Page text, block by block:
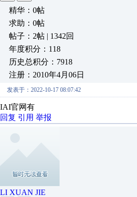
精华：0帖
求助：0帖
帖子：2帖 | 1342回
年度积分：118
历史总积分：7918
注册：2010年4月06日
发表于：2022-10-17 08:07:42
IAI官网有
回复 引用 举报
LI XUAN JIE